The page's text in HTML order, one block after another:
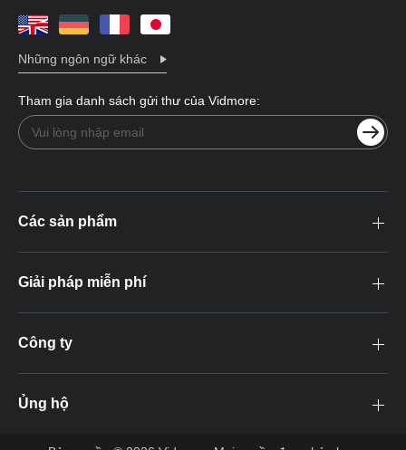
Những ngôn ngữ khác
Tham gia danh sách gửi thư của Vidmore:
Các sản phẩm
Giải pháp miễn phí
Công ty
Ủng hộ